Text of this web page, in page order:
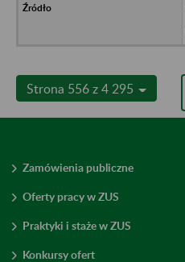
Strona 556 z 4 295
Zamówienia publiczne
Oferty pracy w ZUS
Praktyki i staże w ZUS
Konkursy ofert